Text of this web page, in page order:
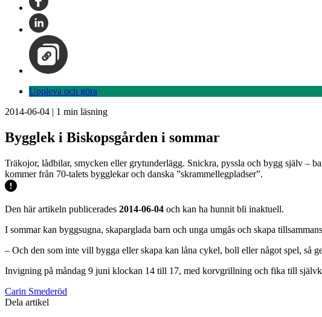
Uppleva och göra
2014-06-04 | 1 min läsning
Bygglek i Biskopsgården i sommar
Träkojor, lådbilar, smycken eller grytunderlägg. Snickra, pyssla och bygg själv –
kommer från 70-talets bygglekar och danska ”skrammellegpladser”.
Den här artikeln publicerades 2014-06-04 och kan ha hunnit bli inaktuell.
I sommar kan byggsugna, skaparglada barn och unga umgås och skapa
– Och den som inte vill bygga eller skapa kan låna cykel, boll eller något spel, så
Invigning på måndag 9 juni klockan 14 till 17, med korvgrillning och fika till
Carin Smederöd
Dela artikel